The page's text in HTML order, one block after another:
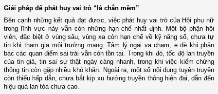
Giải pháp để phát huy vai trò “lá chắn mềm”
Bên cạnh những kết quả đạt được, việc phát huy vai trò của Hội phụ nữ
trong lĩnh vực này vẫn còn những hạn chế nhất định. Một bộ phận hội
viên, đặc biệt ở vùng sâu, vùng xa còn hạn chế về kỹ năng số, chưa tự
tin khi tham gia môi trường mạng. Tâm lý ngại va chạm, e dè khi phản
bác các quan điểm sai trái vẫn còn tồn tại. Trong khi đó, tốc độ lan truyền
của tin giả, tin sai sự thật ngày càng nhanh, trong khi việc kiểm chứng
thông tin còn gặp nhiều khó khăn. Ngoài ra, một số nội dung tuyên truyền
còn thiếu hấp dẫn, chưa bắt kịp xu hướng truyền thông hiện đại, dẫn đến
hiệu quả lan tỏa chưa cao.